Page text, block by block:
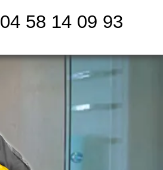
04 58 14 09 93